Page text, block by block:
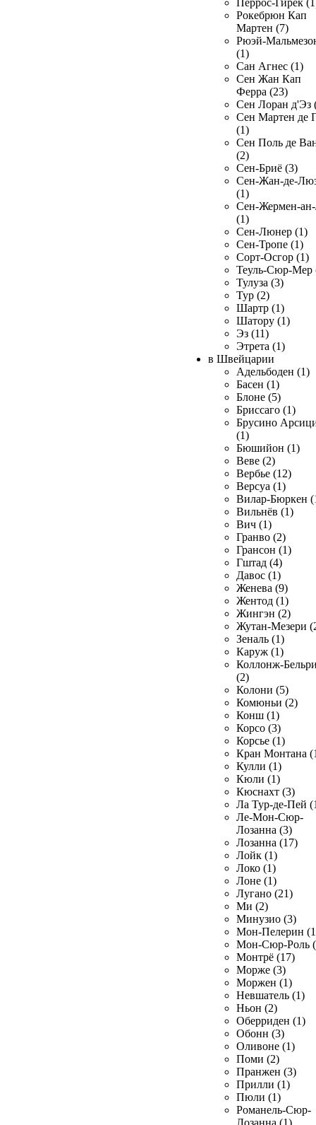
Перрос-Гирек
Рокебрюн Кап
Мартен (7)
Рюэй-
(1)
Сан Агнес (1)
Сен Жан Кап
Ферра (23)
Сен Лоран д'Эз
Сен Мартен де
(1)
Сен Поль де
(2)
Сен-Бриё (3)
Сен-Жан-де-
(1)
Сен-Жермен-
(1)
Сен-Люнер (1)
Сен-Тропе (1)
Сорт-Осгор (1)
Теуль-Сюр-Мер
Тулуза (3)
Тур (2)
Шартр (1)
Шатору (1)
Эз (11)
Этрета (1)
в Швейцарии
Адельбоден (1)
Басен (1)
Блоне (5)
Бриссаго (1)
Брусино
(1)
Бюшийон (1)
Веве (2)
Вербье (12)
Версуа (1)
Вилар-Бюркен
Вильнёв (1)
Вич (1)
Гранво (2)
Грансон (1)
Гштад (4)
Давос (1)
Женева (9)
Жентод (1)
Жингэн (2)
Жутан-Мезери
Зеналь (1)
Каруж (1)
Коллонж-
(2)
Колони (5)
Комюньи (2)
Конш (1)
Корсо (3)
Корсье (1)
Кран Монтана
Кулли (1)
Кюли (1)
Кюснахт (3)
Ла Тур-де-Пей
Ле-Мон-Сюр-
Лозанна (3)
Лозанна (17)
Лойк (1)
Локо (1)
Лоне (1)
Лугано (21)
Ми (2)
Минузио (3)
Мон-Пелерин
Мон-Сюр-Роль
Монтрё (17)
Морже (3)
Моржен (1)
Невшатель (1)
Ньон (2)
Оберриден (1)
Обонн (3)
Оливоне (1)
Поми (2)
Пранжен (3)
Прилли (1)
Пюли (1)
Романель-Сюр-
Лозанна (1)